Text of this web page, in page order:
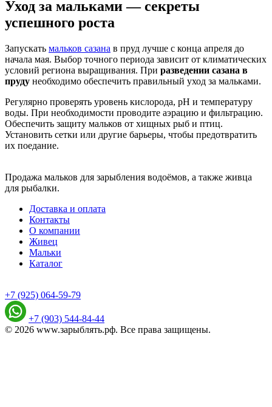
Уход за мальками — секреты
успешного роста
Запускать мальков сазана в пруд лучше с конца апреля до
начала мая. Выбор точного периода зависит от климатических
условий региона выращивания. При разведении сазана в
пруду необходимо обеспечить правильный уход за мальками.
Регулярно проверять уровень кислорода, pH и температуру
воды. При необходимости проводите аэрацию и фильтрацию.
Обеспечить защиту мальков от хищных рыб и птиц.
Установить сетки или другие барьеры, чтобы предотвратить
их поедание.
Продажа мальков для зарыбления водоёмов, а также живца
для рыбалки.
Доставка и оплата
Контакты
О компании
Живец
Мальки
Каталог
+7 (925) 064-59-79
+7 (903) 544-84-44
© 2026 www.зарыблять.рф. Все права защищены.